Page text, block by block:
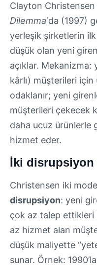
Clayton Christensen
Dilemma‘da (1997)
yerleşik şirketlerin
düşük olan yeni
açıklar.
kârlı) müşterileri
odaklanır; yeni
müşterileri çekecek
daha ucuz ürünlerle
hizmet eder.
İki disrupsiyon
Christensen iki
disrupsiyon: yeni
çok az talep ettikleri
az hizmet alan
düşük maliyette
sunar. Örnek: